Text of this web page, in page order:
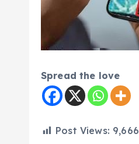
Spread the love
Post Views: 9,666